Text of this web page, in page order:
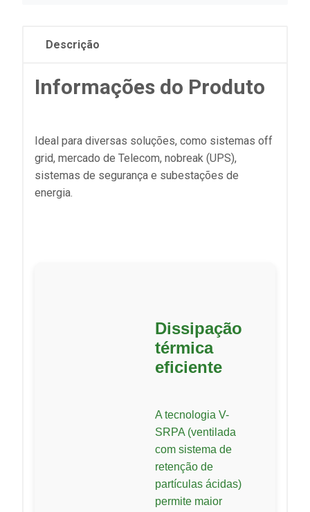
Descrição
Informações do Produto
Ideal para diversas soluções, como sistemas off
grid, mercado de Telecom, nobreak (UPS),
sistemas de segurança e subestações de
energia.
Dissipação
térmica
eficiente
A tecnologia V-
SRPA (ventilada
com sistema de
retenção de
partículas ácidas)
permite maior